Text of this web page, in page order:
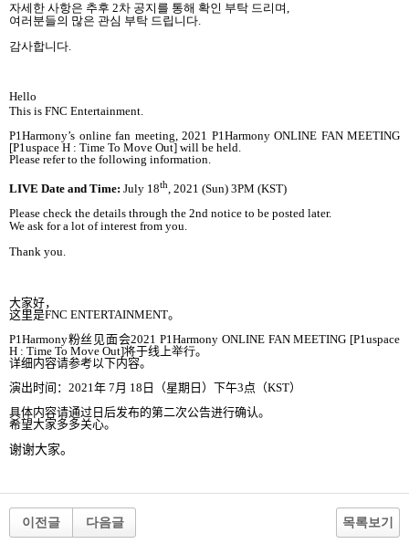
자세한 사항은 추후 2차 공지를 통해 확인 부탁 드리며,
여러분들의 많은 관심 부탁 드립니다.
감사합니다.
Hello
This is FNC Entertainment.
P1Harmony’s online fan meeting, 2021 P1Harmony ONLINE FAN MEETING
[P1uspace H : Time To Move Out] will be held.
Please refer to the following information.
LIVE Date and Time: July 18th, 2021 (Sun) 3PM (KST)
Please check the details through the 2nd notice to be posted later.
We ask for a lot of interest from you.
Thank you.
大家好，
这里是FNC ENTERTAINMENT。
P1Harmony粉丝见面会2021 P1Harmony ONLINEFAN MEETING [P1uspace
H : Time To Move Out]将于线上举行。
详细内容请参考以下内容。
演出时间： 2021年 7月 18 日 （星期日） 下午3点（KST）
具体内容请通过日后发布的第二次公告进行确认。
希望大家多多关心。
谢谢大家。
이전글 다음글 목록보기